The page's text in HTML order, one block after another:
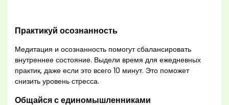
Практикуй осознанность
Медитация и осознанность помогут сбалансировать
внутреннее состояние. Выдели время для ежедневных
практик, даже если это всего 10 минут. Это поможет
снизить уровень стресса.
Общайся с единомышленниками